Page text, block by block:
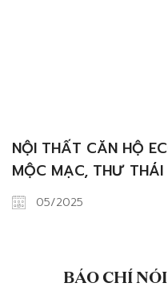
NỘI THẤT CĂN HỘ
MỘC MẠC, THƯ THÁI
05/2025
BÁO CHÍ